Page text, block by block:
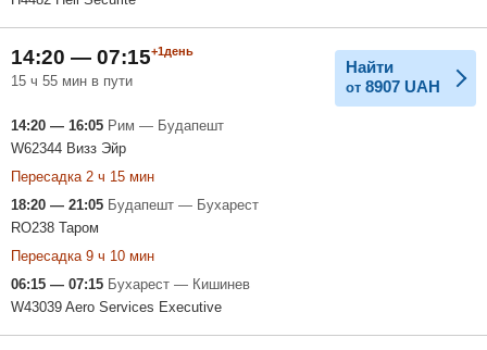
14:20 — 07:15+1день
15 ч 55 мин в пути
Найти
от 8907 UAH
14:20 — 16:05 Рим — Будапешт
W62344 Визз Эйр
Пересадка 2 ч 15 мин
18:20 — 21:05 Будапешт — Бухарест
RO238 Таром
Пересадка 9 ч 10 мин
06:15 — 07:15 Бухарест — Кишинев
W43039 Aero Services Executive